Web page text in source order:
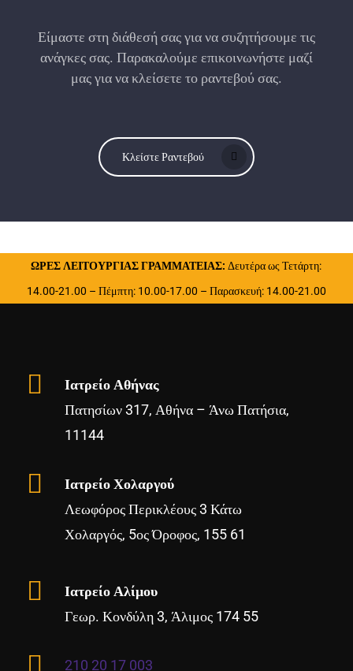
Είμαστε στη διάθεσή σας για να συζητήσουμε τις
ανάγκες σας. Παρακαλούμε επικοινωνήστε μαζί
μας για να κλείσετε το ραντεβού σας.
Κλείστε Ραντεβού
ΩΡΕΣ ΛΕΙΤΟΥΡΓΙΑΣ ΓΡΑΜΜΑΤΕΙΑΣ: Δευτέρα ως Τετάρτη:
14.00-21.00 – Πέμπτη: 10.00-17.00 – Παρασκευή: 14.00-21.00
Ιατρείο Αθήνας
Πατησίων 317, Αθήνα – Άνω Πατήσια,
11144
Ιατρείο Χολαργού
Λεωφόρος Περικλέους 3 Κάτω
Χολαργός, 5ος Όροφος, 155 61
Ιατρείο Αλίμου
Γεωρ. Κονδύλη 3, Άλιμος 174 55
210 20 17 003